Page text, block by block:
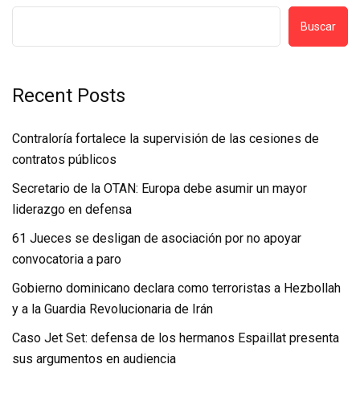
Buscar
Recent Posts
Contraloría fortalece la supervisión de las cesiones de
contratos públicos
Secretario de la OTAN: Europa debe asumir un mayor
liderazgo en defensa
61 Jueces se desligan de asociación por no apoyar
convocatoria a paro
Gobierno dominicano declara como terroristas a Hezbollah
y a la Guardia Revolucionaria de Irán
Caso Jet Set: defensa de los hermanos Espaillat presenta
sus argumentos en audiencia